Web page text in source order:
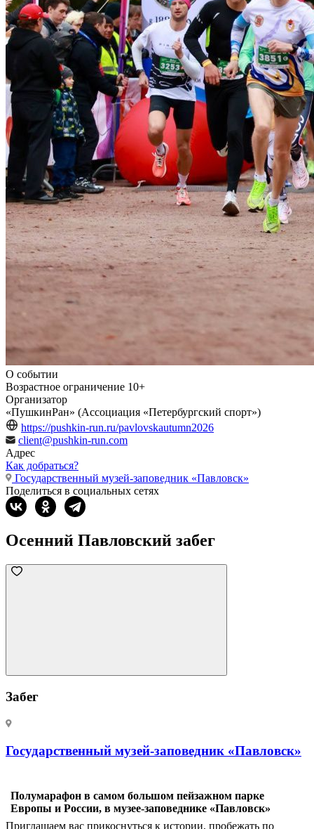
О событии
Возрастное ограничение 10+
Организатор
«ПушкинРан» (Ассоциация «Петербургский спорт»)
https://pushkin-run.ru/pavlovskautumn2026
client@pushkin-run.com
Адрес
Как добраться?
Государственный музей-заповедник «Павловск»
Поделиться в социальных сетях
Осенний Павловский забег
Забег
Государственный музей-заповедник «Павловск»
Полумарафон в самом большом пейзажном парке
Европы и России, в музее-заповеднике «Павловск»
Приглашаем вас прикоснуться к истории, пробежать по